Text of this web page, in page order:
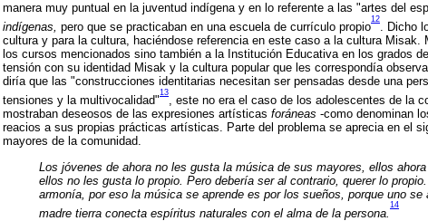
manera muy puntual en la juventud indígena y en lo referente a las "artes del
indígenas, pero que se practicaban en una escuela de currículo propio
12
. Dicho
cultura y para la cultura, haciéndose referencia en este caso a la cultura
los cursos mencionados sino también a la Institución Educativa en los grados
tensión con su identidad Misak y la cultura popular que les correspondía
diría que las "construcciones identitarias necesitan ser pensadas desde una
tensiones y la multivocalidad"
13
, este no era el caso de los adolescentes de la
mostraban deseosos de las expresiones artísticas foráneas -como denominan
reacios a sus propias prácticas artísticas. Parte del problema se aprecia en el
mayores de la comunidad.
Los jóvenes de ahora no les gusta la música de sus mayores, ellos
ellos no les gusta lo propio. Pero debería ser al contrario, querer lo
armonía, por eso la música se aprende es por los sueños, porque uno
madre tierra conecta espíritus naturales con el alma de la persona.
14